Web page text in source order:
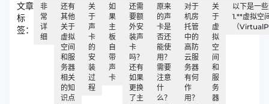
文章
标
签：
非
常
详
细
还有
其他
关于
虚拟
空间
和服
务器
相关
的知
识点
关
于
声
卡
的
安
装
过
程
如
果
主
板
自
带
声
卡
还需
要额
外安
装声
卡
吗？
还有
如果
更换
了主
原来
的声
卡是
否还
能使
用？
需要
注意
什
么？
对于
机房
托管
中的
高防
云服
务器
有何
作
用？
关
于
虚
拟
空
间
和
服
务
器
以下是一
1.**虚拟空
（